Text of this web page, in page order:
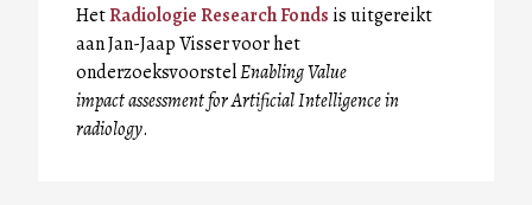
HetRadiologie Research Fonds is uitgereikt
aan Jan-Jaap Visser voor het
onderzoeksvoorstelEnabling Value
impact assessment for Artificial Intelligence in
radiology.